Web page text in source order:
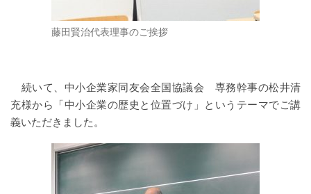
藤田賢治代表理事のご挨拶
続いて、中小企業家同友会全国協議会 専務幹事の松井清
充様から「中小企業の歴史と位置づけ」というテーマでご講
義いただきました。